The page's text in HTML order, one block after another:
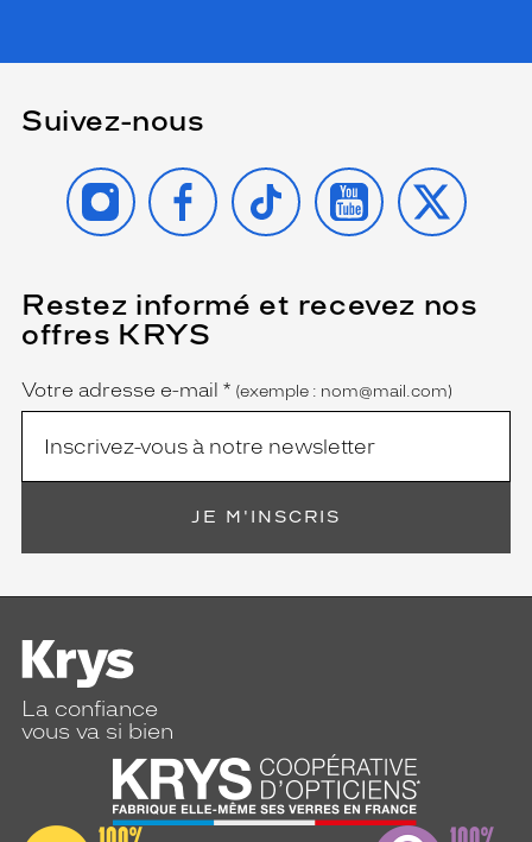
Suivez-nous
INSTAGRAMFACEBOOK
TIKTOK YOUTUBE
X
Restez informé et recevez nos
offres KRYS
Name
Votre adresse e-mail *
(Ce
champ
est
obligatoire)
(exemple : nom@mail.com)
JE M'INSCRIS
La confiance
vous va si bien